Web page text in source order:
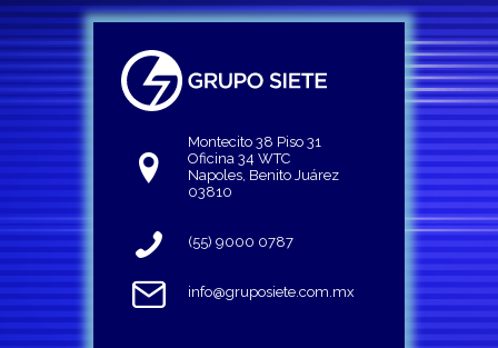
Montecito 38 Piso 31
Oficina 34 WTC
Napoles, Benito Juárez
03810
(55) 9000 0787
info@gruposiete.com.mx